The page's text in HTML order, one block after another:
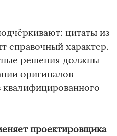
цитаты из
справочный характер.
решения должны
оригиналов
квалифицированного
проектировщика